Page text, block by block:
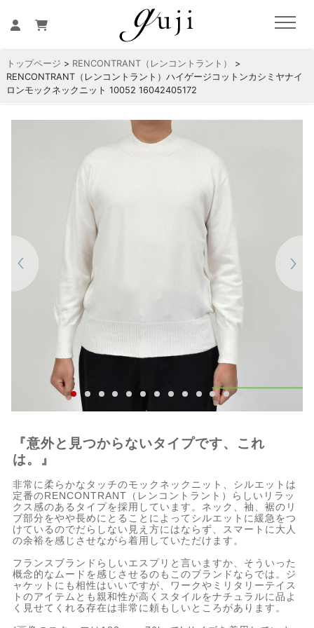
トップページ > RENCONTRANT（レンコントラント）
>
RENCONTRANT（レンコントラント）ハイゲージコットンカシミヤナイ
ロンモックネックニット 10052 16042405172
『意外と見つからないタイプです、これ
は。』
非常に柔らかなタッチのモックネックニット、シルエットは
定番のRENCONTRANT（レンコントラント）らしいリラッ
クス感のあるタイプを採用しています。ネック、袖、裾のリ
ブ部分をやや長めにとることによってシルエットに緩急をつ
けているのでだらしない見え方にはならず、スマートに大人
の余裕を感じさせながら着用していただけます。
フランスブランドらしいエスプリと言いますか、そういった
概念的なムードを感じさせるのもこのブランドならでは。ジ
ャケットにも相性はいいですが、ワークやミリタリーテイス
トのアイテムとも親和性が高くスタイルをナチュラルに品よ
く見せてくれる存在は非常に頼もしいところがあります。